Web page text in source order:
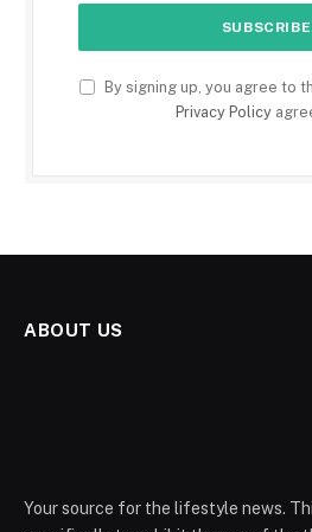
By signing up, you agree to
Privacy Policy
ABOUT US
Your source for the lifestyle news.